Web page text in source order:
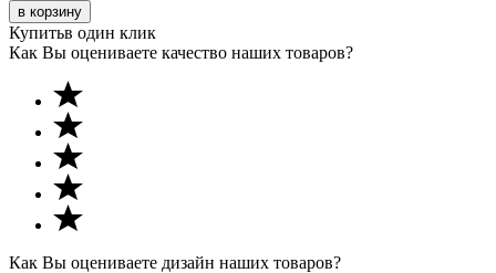
в корзину
Купитьв один клик
Как Вы оцениваете качество наших товаров?
Как Вы оцениваете дизайн наших товаров?